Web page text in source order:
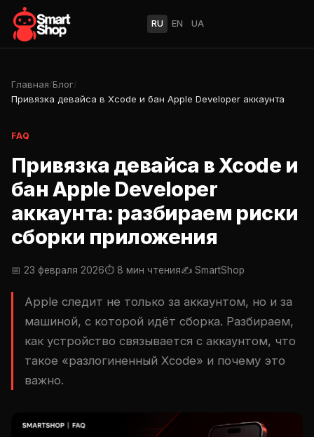
RU EN UA
Главная/Блог/
Привязка девайса в Xcode и бан Apple Developer аккаунта
FAQ
Привязка девайса в Xcode и
бан Apple Developer
аккаунта: разбираем риски
сборки приложения
📅 23 февраля 2026⏱ 8 мин чтения✍️ SmartShop
Apple следит не только за аккаунтом, но и за
машиной, с которой идёт сборка. Разбираем,
как устройство связывается с аккаунтом, что
такое «разлогиненный Xcode» и почему это
важно.